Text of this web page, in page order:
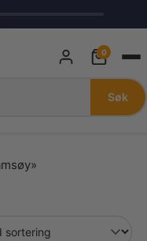
Søk
0